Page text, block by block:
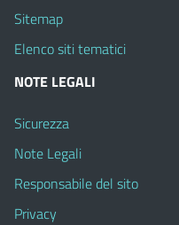
Sitemap
Elenco siti tematici
NOTE LEGALI
Sicurezza
Note Legali
Responsabile del sito
Privacy